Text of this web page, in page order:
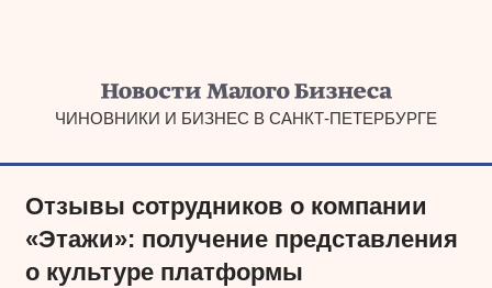
ЧИНОВНИКИ И БИЗНЕС В САНКТ-ПЕТЕРБУРГЕ
Отзывы сотрудников о компании
«Этажи»: получение представления
о культуре платформы